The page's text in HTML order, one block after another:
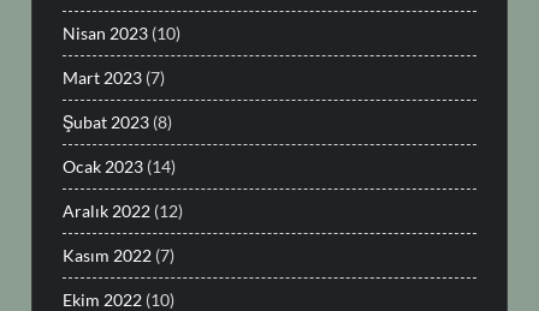
Nisan 2023 (10)
Mart 2023 (7)
Şubat 2023 (8)
Ocak 2023 (14)
Aralık 2022 (12)
Kasım 2022 (7)
Ekim 2022 (10)